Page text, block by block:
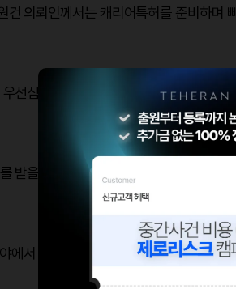
의뢰인께서는 캐리어특허를 준비하며
선심사를 받을 수 있다는 판단 하에 특허
받을 수 있었습니다.
서 통상의 지식을 가진 사람이 쉽게 발명